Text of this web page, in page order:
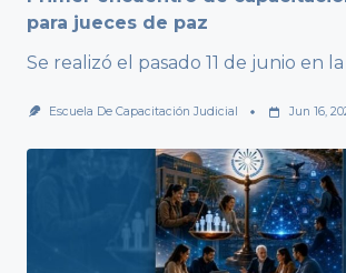
para jueces de paz
Se realizó el pasado 11 de junio en
Escuela De Capacitación Judicial Jun 16,